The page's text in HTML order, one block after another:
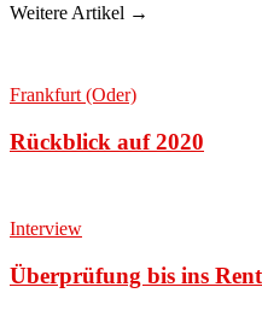
Weitere Artikel →
Frankfurt (Oder)
Rückblick auf 2020
Interview
Überprüfung bis ins